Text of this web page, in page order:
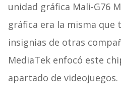
unidad gráfica Mali-G76
gráfica era la misma que
insignias de otras
MediaTek enfocó este
apartado de videojuegos.